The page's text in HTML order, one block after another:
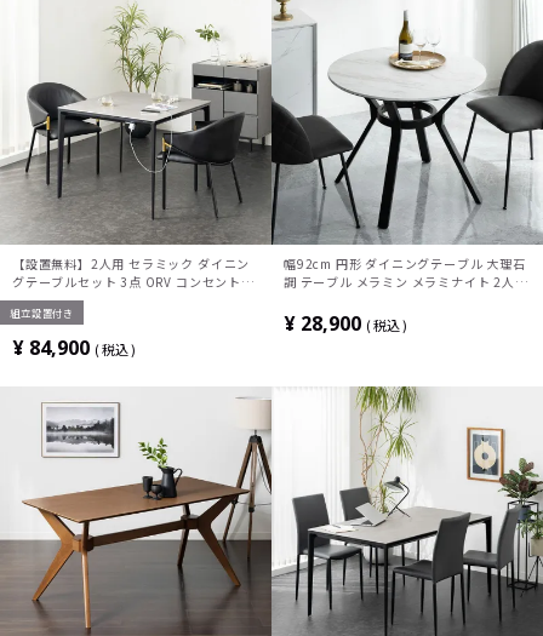
【設置無料】2人用 セラミック ダイニン
グテーブルセット 3点 ORV コンセント付
き セラミックテーブル モダン ダイニング
チェア おしゃれ (幅90cm 食卓テーブル
×1 食卓椅子×2)
組立設置付き
¥ 84,900 税込
幅92cm 円形 ダイニングテーブル 大理石
調 テーブル メラミン メラミナイト 2人用
ーブル おしゃれ シンプル ホワイト 白
¥ 28,900 税込